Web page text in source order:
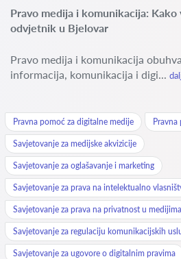
Pravo medija i komunikacija: Kako
odvjetnik u Bjelovar
Pravo medija i komunikacija
informacija, komunikacija i digi...
Pravna pomoć za digitalne medije
Savjetovanje za medijske akvizicije
Savjetovanje za oglašavanje i marketing
Savjetovanje za prava na intelektualno
Savjetovanje za prava na privatnost u medijima
Savjetovanje za regulaciju komunikacijskih
Savjetovanje za ugovore o digitalnim pravima